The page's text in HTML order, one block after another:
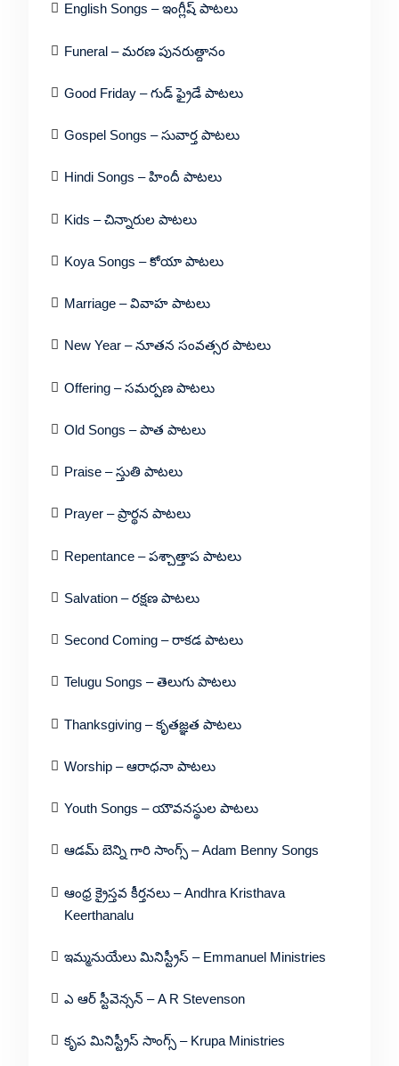
English Songs – ఇంగ్లీష్ పాటలు
Funeral – మరణ పునరుత్దానం
Good Friday – గుడ్ ఫ్రైడే పాటలు
Gospel Songs – సువార్త పాటలు
Hindi Songs – హిందీ పాటలు
Kids – చిన్నారుల పాటలు
Koya Songs – కోయా పాటలు
Marriage – వివాహ పాటలు
New Year – నూతన సంవత్సర పాటలు
Offering – సమర్పణ పాటలు
Old Songs – పాత పాటలు
Praise – స్తుతి పాటలు
Prayer – ప్రార్థన పాటలు
Repentance – పశ్చాత్తాప పాటలు
Salvation – రక్షణ పాటలు
Second Coming – రాకడ పాటలు
Telugu Songs – తెలుగు పాటలు
Thanksgiving – కృతజ్ఞత పాటలు
Worship – ఆరాధనా పాటలు
Youth Songs – యౌవనస్థుల పాటలు
ఆడమ్ బెన్ని గారి సాంగ్స్ – Adam Benny Songs
ఆంధ్ర క్రైస్తవ కీర్తనలు – Andhra Kristhava
Keerthanalu
ఇమ్మనుయేలు మినిస్ట్రీస్ – Emmanuel Ministries
ఎ ఆర్ స్టీవెన్సన్ – A R Stevenson
కృప మినిస్ట్రీస్ సాంగ్స్ – Krupa Ministries